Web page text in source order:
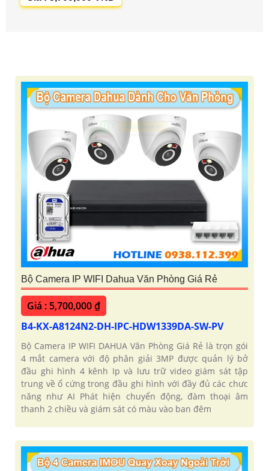
Bộ Camera IP WIFI Dahua Văn Phòng Giá Rẻ
Giá : 5,700,000 ₫
B4-KX-A8124N2-DH-IPC-HDW1339DA-SW-PV
Bộ Camera IP WIFI DAHUA Văn Phòng Giá Rẻ là trọn gói
4 mắt camera với độ phân giải 3MP được quản lý bở
đầu ghi hình 4 kênh Ip và lưu trữ video giám sát tập
trung về ổ cứng trong đầu ghi hình với đầy đủ các chưc
năng như AI Phát hiện chuyển động, đàm thoại âm
thanh 2 chiều và giám sát có màu vào ban đêm